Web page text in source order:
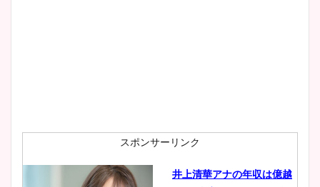
肉も凄い！
スポンサーリンク
井上清華アナの年収は億越